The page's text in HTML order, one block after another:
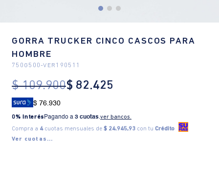
GORRA TRUCKER CINCO CASCOS PARA
HOMBRE
750G500-VER190511
$ 109.900$ 82.425
$ 76.930
0% Interés Pagando a 3 cuotas.ver bancos.
Compra a 4cuotas mensuales de $ 24.945,93 con tu Crédito
Ver cuotas...